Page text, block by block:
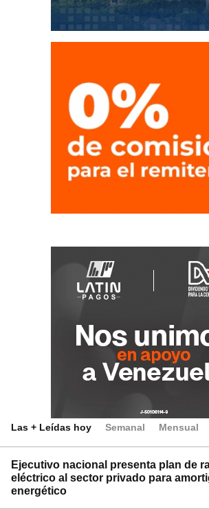
Las + Leídas hoy Semanal Mensual
Ejecutivo nacional presenta plan de
eléctrico al sector privado para
energético